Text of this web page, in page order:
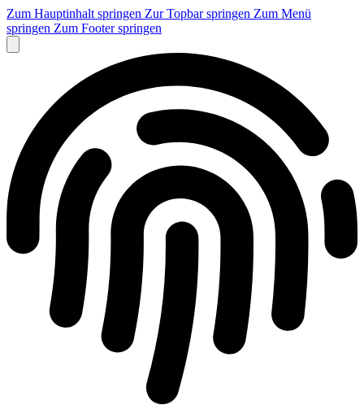
Zum Hauptinhalt springen Zur Topbar springen Zum Menü
springen Zum Footer springen